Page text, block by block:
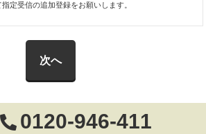
定受信の追加登録をお願いします。
0120-946-411